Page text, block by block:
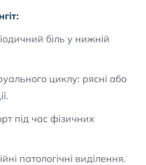
біль у нижній
циклу: рясні або
під час фізичних
патологічні виділення.